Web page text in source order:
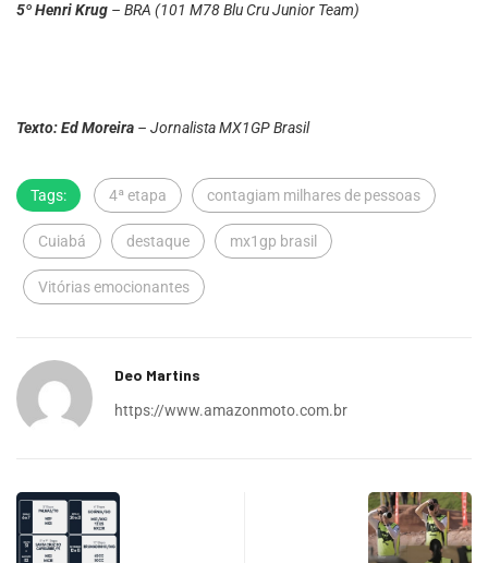
5º Henri Krug – BRA (101 M78 Blu Cru Junior Team)
Texto: Ed Moreira – Jornalista MX1GP Brasil
Tags: 4ª etapa contagiam milhares de pessoas
Cuiabá destaque mx1gp brasil
Vitórias emocionantes
Deo Martins
https://www.amazonmoto.com.br